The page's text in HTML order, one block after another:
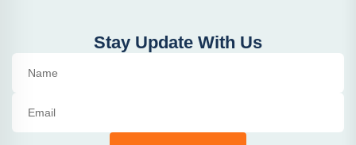
Stay Update With Us